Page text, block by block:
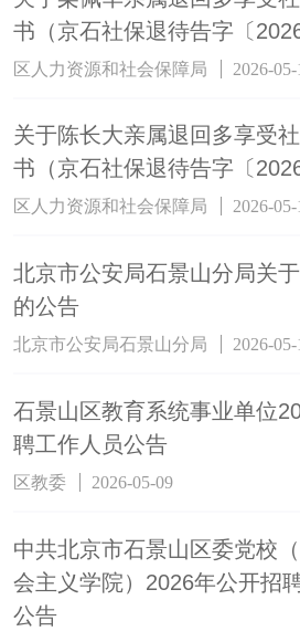
书（京石社保退待告字〔
区人力资源和社会保障局 2026-05-
关于陈长大亲属退回多享受
书（京石社保退待告字〔
区人力资源和社会保障局 2026-05-
北京市公安局石景山分局关
的公告
北京市公安局石景山分局 2026-05-
石景山区教育系统事业单位
聘工作人员公告
区教委 2026-05-09
中共北京市石景山区委党校
会主义学院）2026年公开招
公告